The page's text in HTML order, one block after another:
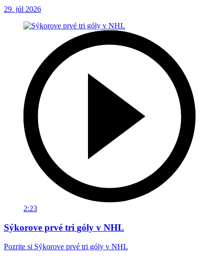
29. júl 2026
2:23
Sýkorove prvé tri góly v NHL
Pozrite si Sýkorove prvé tri góly v NHL